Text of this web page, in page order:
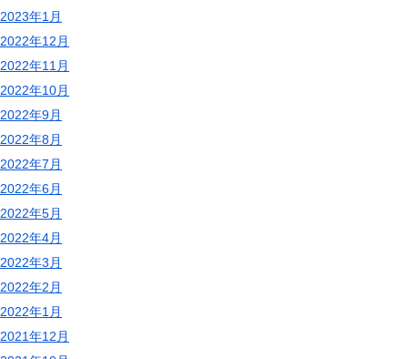
2023年1月
2022年12月
2022年11月
2022年10月
2022年9月
2022年8月
2022年7月
2022年6月
2022年5月
2022年4月
2022年3月
2022年2月
2022年1月
2021年12月